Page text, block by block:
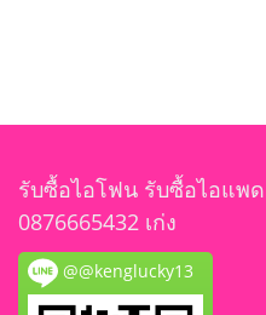
รับซื้อไอโฟน รับซื้อไอแพ
0876665432 เก่ง
@@kenglucky13